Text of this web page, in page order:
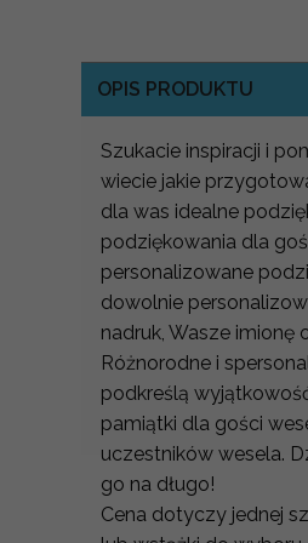
OPIS PRODUKTU
Szukacie inspiracji i
wiecie jakie
dla was idealne
podziękowania dla
personalizowane
dowolnie
nadruk, Wasze imionę
Różnorodne i
podkreślą
pamiątki dla gości
uczestników wesela.
go na długo!
Cena dotyczy jednej